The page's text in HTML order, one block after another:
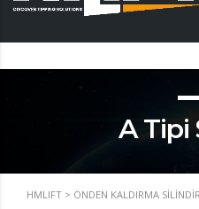
A Tipi
HMLIFT > ÖNDEN KALDIRMA